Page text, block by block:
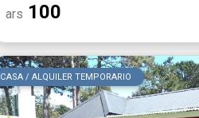
ars 100
CASA / ALQUILER TEMPORARIO